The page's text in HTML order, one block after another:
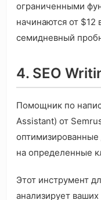
ограниченными
начинаются от $12
семидневный
4. SEO
Помощник по
Assistant) от
на определенные
Этот инструмент
анализирует